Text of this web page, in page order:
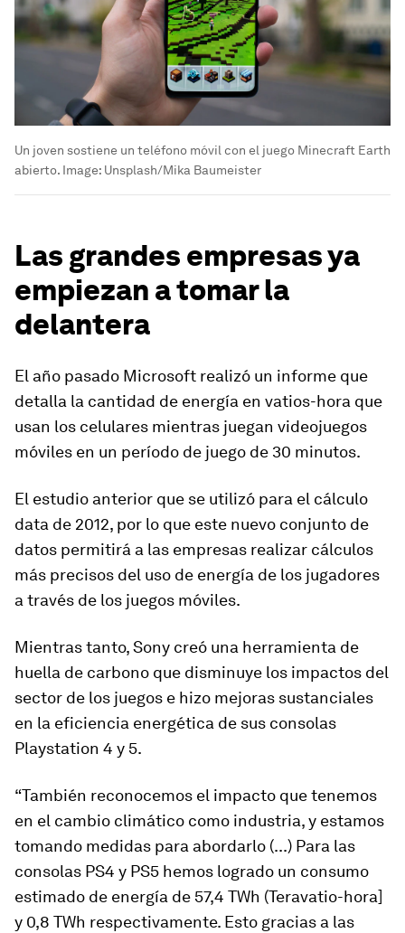
Un joven sostiene un teléfono móvil con el juego Minecraft Earth
abierto. Image: Unsplash/Mika Baumeister
Las grandes empresas ya
empiezan a tomar la
delantera
El año pasado Microsoft realizó un informe que
detalla la cantidad de energía en vatios-hora que
usan los celulares mientras juegan videojuegos
móviles en un período de juego de 30 minutos.
El estudio anterior que se utilizó para el cálculo
data de 2012, por lo que este nuevo conjunto de
datos permitirá a las empresas realizar cálculos
más precisos del uso de energía de los jugadores
a través de los juegos móviles.
Mientras tanto,Sony creó una herramienta de
huella de carbono que disminuye los impactos del
sector de los juegos e hizo mejoras sustanciales
en la eficiencia energética de sus consolas
Playstation 4 y 5.
“También reconocemos el impacto que tenemos
en el cambio climático como industria, y estamos
tomando medidas para abordarlo (...) Para las
consolas PS4 y PS5 hemos logrado un consumo
estimado de energía de 57,4 TWh (Teravatio-hora]
y 0,8 TWh respectivamente. Esto gracias a las